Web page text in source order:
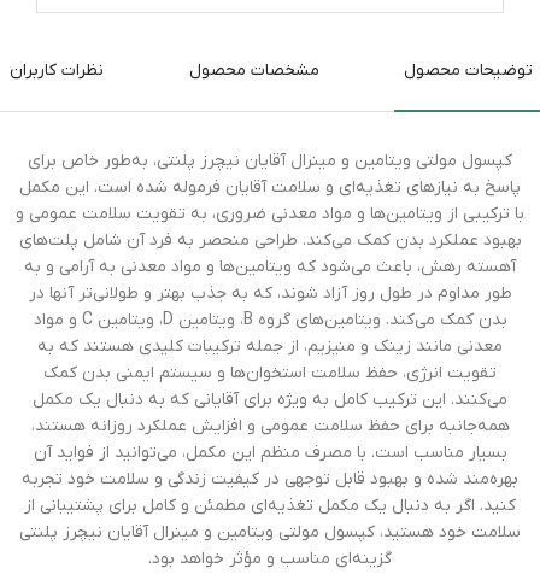
توضیحات محصول مشخصات محصول نظرات کاربران
کپسول مولتی ویتامین و مینرال آقایان نیچرز پلنتی، به‌طور خاص برای
پاسخ به نیازهای تغذیه‌ای و سلامت آقایان فرموله شده است. این مکمل
با ترکیبی از ویتامین‌ها و مواد معدنی ضروری، به تقویت سلامت عمومی و
بهبود عملکرد بدن کمک می‌کند. طراحی منحصر به فرد آن شامل پلت‌های
آهسته رهش، باعث می‌شود که ویتامین‌ها و مواد معدنی به آرامی و به
طور مداوم در طول روز آزاد شوند، که به جذب بهتر و طولانی‌تر آنها در
بدن کمک می‌کند. ویتامین‌های گروه B، ویتامین D، ویتامین C و مواد
معدنی مانند زینک و منیزیم، از جمله ترکیبات کلیدی هستند که به
تقویت انرژی، حفظ سلامت استخوان‌ها و سیستم ایمنی بدن کمک
می‌کنند. این ترکیب کامل به ویژه برای آقایانی که به دنبال یک مکمل
همه‌جانبه برای حفظ سلامت عمومی و افزایش عملکرد روزانه هستند،
بسیار مناسب است. با مصرف منظم این مکمل، می‌توانید از فواید آن
بهره‌مند شده و بهبود قابل توجهی در کیفیت زندگی و سلامت خود تجربه
کنید. اگر به دنبال یک مکمل تغذیه‌ای مطمئن و کامل برای پشتیبانی از
سلامت خود هستید، کپسول مولتی ویتامین و مینرال آقایان نیچرز پلنتی
گزینه‌ای مناسب و مؤثر خواهد بود.